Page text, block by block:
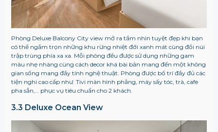
Phòng Deluxe Balcony City view mở ra tầm nhìn tuyệt đẹp khi bạn
có thể ngắm trọn những khu rừng nhiệt đới xanh mát cùng đồi núi
trập trùng phía xa xa. Mỗi phòng đều được sử dụng những gam
màu nhẹ nhàng cùng cách decor khá bài bản mang đến một không
gian sống mang đầy tính nghệ thuật. Phòng được bố trí đầy đủ các
tiện nghi cao cấp như: Tivi màn hình phẳng, máy sấy tóc, trà, cafe
pha sẵn,… phục vụ tiêu chuẩn cho 2 khách.
3.3 Deluxe Ocean View